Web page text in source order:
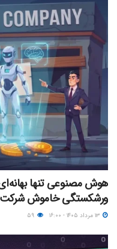
هوش مصنوعی تنها
ورشکستگی خاموش